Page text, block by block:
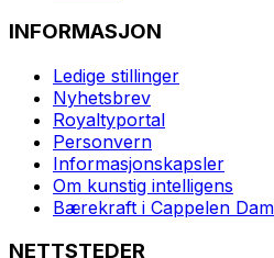
INFORMASJON
Ledige stillinger
Nyhetsbrev
Royaltyportal
Personvern
Informasjonskapsler
Om kunstig intelligens
Bærekraft i Cappelen
NETTSTEDER